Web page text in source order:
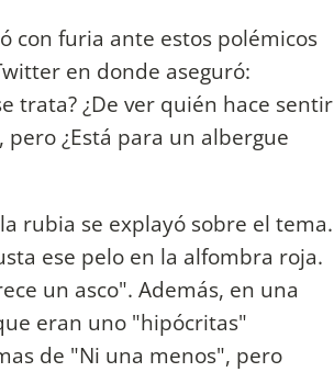
con furia ante estos polémicos
en donde aseguró:
trata? ¿De ver quién hace sentir
¿Está para un albergue
rubia se explayó sobre el tema.
ese pelo en la alfombra roja.
un asco". Además, en una
eran uno "hipócritas"
de "Ni una menos", pero